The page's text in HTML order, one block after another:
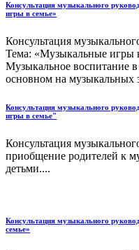
Консультация музыкального
игры в семье»
Консультация
Тема: «Музыкальные игры
Музыкальное воспитание в
основном на музыкальных
Консультация музыкального
игры в семье"
Консультация
приобщение родителей к
детьми....
Консультация музыкального
семье»